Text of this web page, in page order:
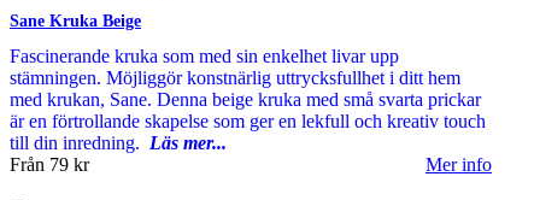
Sane Kruka Beige
Fascinerande kruka som med sin enkelhet livar upp
stämningen. Möjliggör konstnärlig uttrycksfullhet i ditt hem
med krukan, Sane. Denna beige kruka med små svarta prickar
är en förtrollande skapelse som ger en lekfull och kreativ touch
till din inredning. Läs mer...
Från 79 kr Mer info